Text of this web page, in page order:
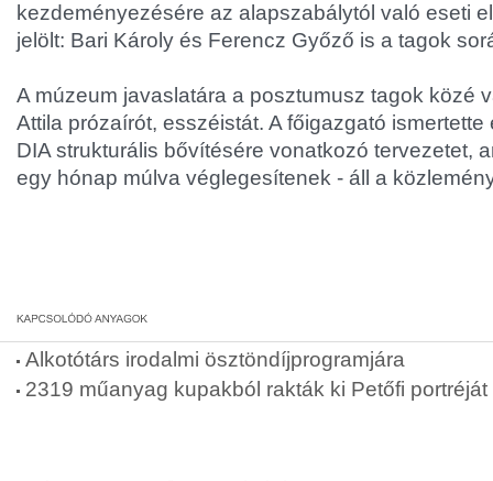
kezdeményezésére az alapszabálytól való eseti
jelölt: Bari Károly és Ferencz Győző is a tagok
A múzeum javaslatára a posztumusz tagok közé
Attila prózaírót, esszéistát. A főigazgató
DIA strukturális bővítésére vonatkozó tervezetet,
egy hónap múlva véglegesítenek - áll a
Alkotótárs irodalmi ösztöndíjprogramjára
2319 műanyag kupakból rakták ki Petőfi portréját